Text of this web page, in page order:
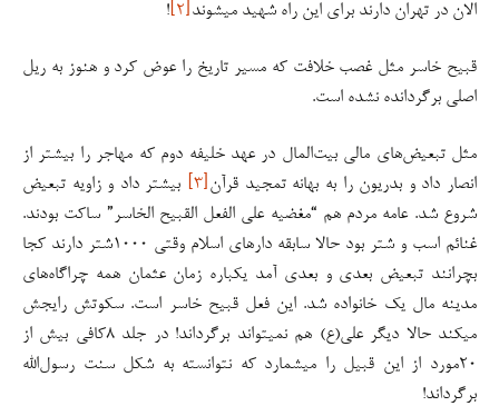
الان در تهران دارند برای این راه شهید میشوند[۲] !
قبیح خاسر مثل غصب خلافت که مسیر تاریخ را عوض کرد و هنوز به ریل
اصلی برگردانده نشده است.
مثل تبعیض‌های مالی بیت‌المال در عهد خلیفه دوم که مهاجر را بیشتر از
انصار داد و بدریون را به بهانه تمجید قرآن[۳]
بیشتر داد و زاویه تبعیض
شروع شد. عامه مردم هم “مغضیه علی الفعل القبیح الخاسر” ساکت بودند.
غنائم اسب و شتر بود حالا سابقه دارهای اسلام وقتی ۱۰۰۰شتر دارند کجا
بچرانند تبعیض بعدی و بعدی آمد یکباره زمان عثمان همه چراگاه‌های
مدینه مال یک خانواده شد. این فعل قبیح خاسر است. سکوتش رایجش
میکند حالا دیگر علی(ع) هم نمیتواند برگرداند! در جلد ۸کافی بیش از
۲۰مورد از این قبیل را میشمارد که نتوانسته به شکل سنت رسول‌الله
برگرداند!